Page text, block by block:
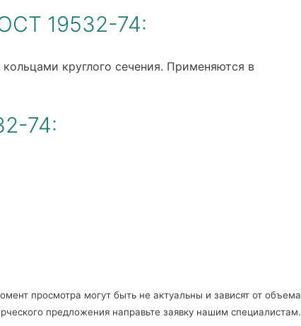
19532-74:
круглого сечения. Применяются в
74:
просмотра могут быть не актуальны и зависят от объема
предложения направьте заявку нашим специалистам.